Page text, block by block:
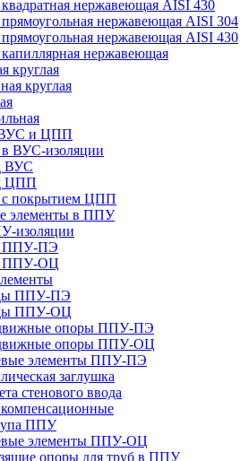
нержавеющая AISI 430
нержавеющая AISI 304
нержавеющая AISI 430
нержавеющая
круглая
круглая
ВУС и ЦПП
в ВУС-изоляции
ВУС
ЦПП
с покрытием ЦПП
элементы в ППУ
изоляции
ППУ-ПЭ
ППУ-ОЦ
ППУ-ПЭ
ППУ-ОЦ
опоры ППУ-ПЭ
опоры ППУ-ОЦ
элементы ППУ-ПЭ
заглушка
стенового ввода
ППУ
элементы ППУ-ОЦ
опоры для труб в ППУ